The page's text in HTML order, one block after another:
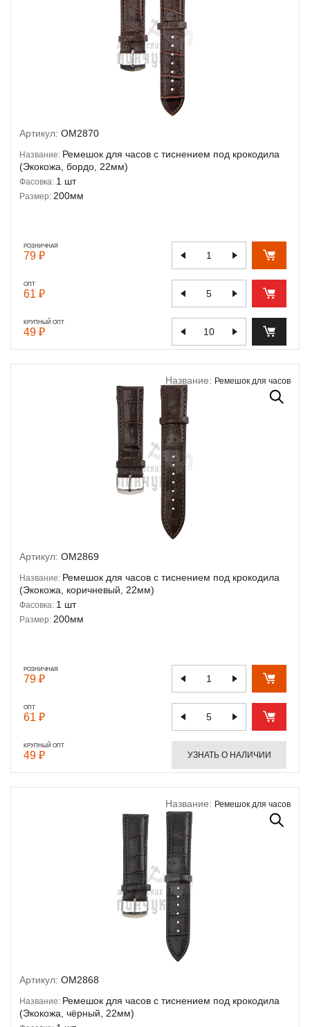
Артикул: OM2870
Название: Ремешок для часов с тиснением под крокодила
(Экокожа, бордо, 22мм)
Фасовка: 1 шт
Размер: 200мм
РОЗНИЧНАЯ
79 ₽
ОПТ
61 ₽
КРУПНЫЙ ОПТ
49 ₽
Название: Ремешок для часов
Артикул: OM2869
Название: Ремешок для часов с тиснением под крокодила
(Экокожа, коричневый, 22мм)
Фасовка: 1 шт
Размер: 200мм
РОЗНИЧНАЯ
79 ₽
ОПТ
61 ₽
КРУПНЫЙ ОПТ
49 ₽ УЗНАТЬ О НАЛИЧИИ
Название: Ремешок для часов
Артикул: OM2868
Название: Ремешок для часов с тиснением под крокодила
(Экокожа, чёрный, 22мм)